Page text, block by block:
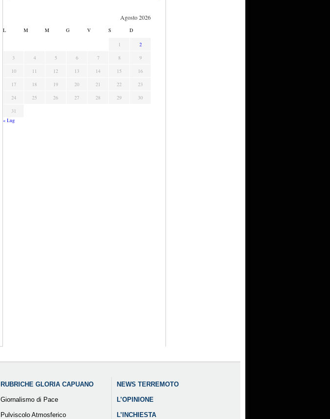
Agosto 2026
L M M G V S D
1
2
3
4 5 6 7 8
9
10
11 12 13 14 15
16
17
18 19 20 21 22
23
24
25 26 27 28 29
30
31
« Lug
RUBRICHE GLORIA CAPUANO
Giornalismo di Pace
Pulviscolo Atmosferico
NEWS TERREMOTO
L’OPINIONE
L’INCHIESTA